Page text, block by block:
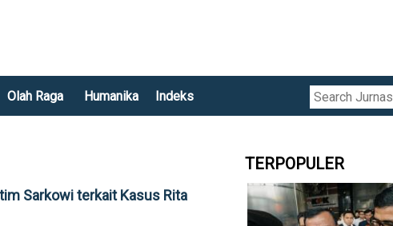
Olah Raga Humanika Indeks
Sarkowi terkait Kasus Rita
TERPOPULER